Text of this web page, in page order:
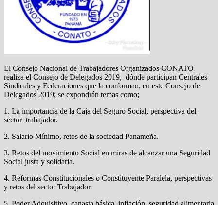
El Consejo Nacional de Trabajadores Organizados CONATO
realiza el Consejo de Delegados 2019, dónde participan Centrales
Sindicales y Federaciones que la conforman, en este Consejo de
Delegados 2019; se expondrán temas como;
1. La importancia de la Caja del Seguro Social, perspectiva del
sector trabajador.
2. Salario Mínimo, retos de la sociedad Panameña.
3. Retos del movimiento Social en miras de alcanzar una Seguridad
Social justa y solidaria.
4. Reformas Constitucionales o Constituyente Paralela, perspectivas
y retos del sector Trabajador.
5. Poder Adquisitivo, canasta básica, inflación, seguridad alimentaria